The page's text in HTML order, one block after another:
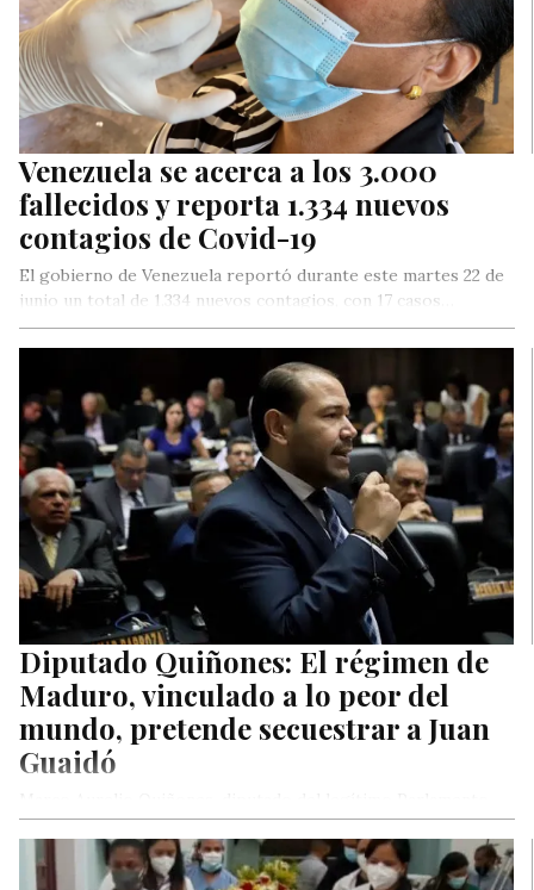
Venezuela se acerca a los 3.000
fallecidos y reporta 1.334 nuevos
contagios de Covid-19
El gobierno de Venezuela reportó durante este martes 22 de
junio un total de 1.334 nuevos contagios, con 17 casos…
Diputado Quiñones: El régimen de
Maduro, vinculado a lo peor del
mundo, pretende secuestrar a Juan
Guaidó
por Voluntad Popular, denunció este martes que el régimen
de Maduro, responsable de…